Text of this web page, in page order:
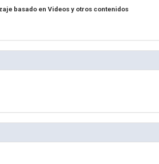
basado en Videos y otros contenidos